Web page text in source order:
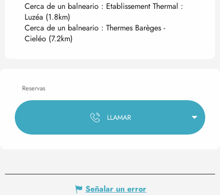
Cerca de un balneario : Etablissement Thermal :
Luzéa (1.8km)
Cerca de un balneario : Thermes Barèges -
Cieléo (7.2km)
Reservas
LLAMAR
Señalar un error